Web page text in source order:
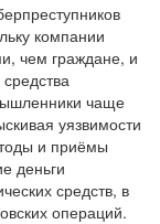
компании
чем граждане, и
чаще
уязвимости
и приёмы
деньги
средств, в
операций.